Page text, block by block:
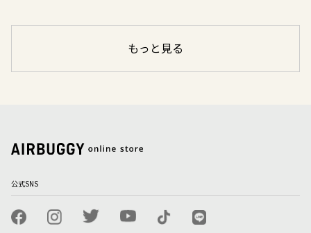
もっと見る
公式SNS